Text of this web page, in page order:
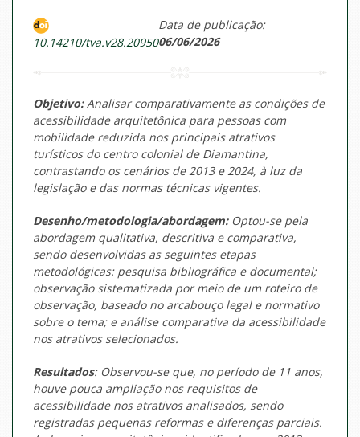
10.14210/tva.v28.20950
Data de publicação:
06/06/2026
Objetivo:Analisar comparativamente as condições de
acessibilidade arquitetônica para pessoas com
mobilidade reduzida nos principais atrativos
turísticos do centro colonial de Diamantina,
contrastando os cenários de 2013 e 2024, à luz da
legislação e das normas técnicas vigentes.
Desenho/metodologia/abordagem:Optou-se pela
abordagem qualitativa, descritiva e comparativa,
sendo desenvolvidas as seguintes etapas
metodológicas: pesquisa bibliográfica e documental;
observação sistematizada por meio de um roteiro de
observação, baseado no arcabouço legal e normativo
sobre o tema; e análise comparativa da acessibilidade
nos atrativos selecionados.
Resultados: Observou-se que, no período de 11 anos,
houve pouca ampliação nos requisitos de
acessibilidade nos atrativos analisados, sendo
registradas pequenas reformas e diferenças parciais.